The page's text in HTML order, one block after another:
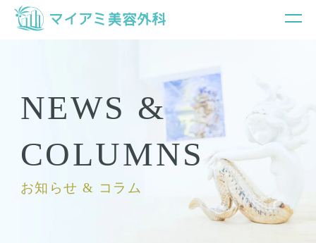
NEWS &
COLUMNS
お知らせ & コラム